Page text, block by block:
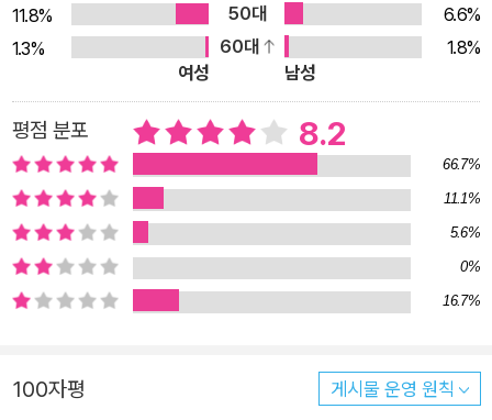
면서 이런 경우는 흔치 않게 만난다. 내용도 다 기억나지 않고, 이
전 내용을 다시 소환하기도 어렵기 때문에 이런 상황은 정말로 답
답하다는 말로도 부족한 황당한 경험들이다. 두세 시간(혹은 하
루 이틀) 작업 결과물이 날아간 것은 그나마 양반이다. 평생 일구
어왔던 재산을 한꺼번에 날렸다거나(이런 일은 생각보다 심심치
않게 일어난다), 평생 다져왔던 건강을 한순간에 잃어버리는 때
도 온다. 업무와 인간관계, 자산과 심신의 건강 등 생기발랄함을
잃어버리고, 맨땅에서 밑바닥부터 다시 시작해야 할 인생의 순간
들. 아무것도 의지할 것 없고, 도움의 손길도 찾기 힘들고, 가진
자원도 그다지 없는 고립무원 상황이라면 당신은 어떻게 시작할
인디 음악 전문 온라인 스토어인 ‘시디베이비’CDbaby를 만들어
의미 있는 성장을 이룬 후 뮤지션의 수익을 극대화하는 새로운 모
11.8%
50대
6.6%
1.3%
60대
1.8%
여성
남성
평점 분포 8.2
66.7%
11.1%
5.6%
0%
16.7%
100자평 게시물 운영 원칙